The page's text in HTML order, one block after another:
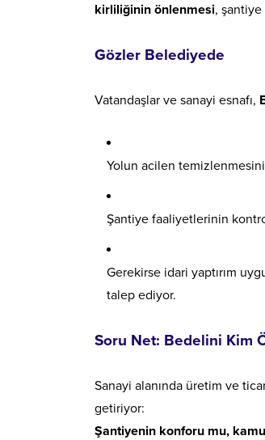
kirliliğinin önlenmesi,
Gözler Belediyede
Vatandaşlar ve sanayi esnafı,
Yolun acilen
Şantiye faaliyetlerinin kontrol
Gerekirse idari yaptırım
talep ediyor.
Soru Net: Bedelini Kim
Sanayi alanında üretim ve
getiriyor:
Şantiyenin konforu mu,